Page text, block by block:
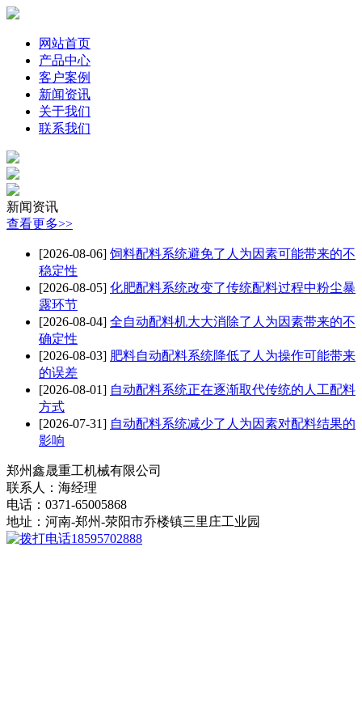
网站首页
产品中心
客户案例
新闻资讯
关于我们
联系我们
新闻资讯
查看更多>>
[2026-08-06] 饲料配料系统避免了人为因素可能带来的不
稳定性
[2026-08-05] 化肥配料系统改变了传统配料过程中粉尘暴
露环节
[2026-08-04] 全自动配料机大大消除了人为因素带来的不
确定性
[2026-08-03] 肥料自动配料系统降低了人为操作可能带来
的误差
[2026-08-01] 自动配料系统正在逐渐取代传统的人工配料
方式
[2026-07-31] 自动配料系统减少了人为因素对配料结果的
影响
郑州鑫晟重工机械有限公司
联系人：海经理
电话：0371-65005868
地址：河南-郑州-荥阳市乔楼镇三里庄工业园
18595702888